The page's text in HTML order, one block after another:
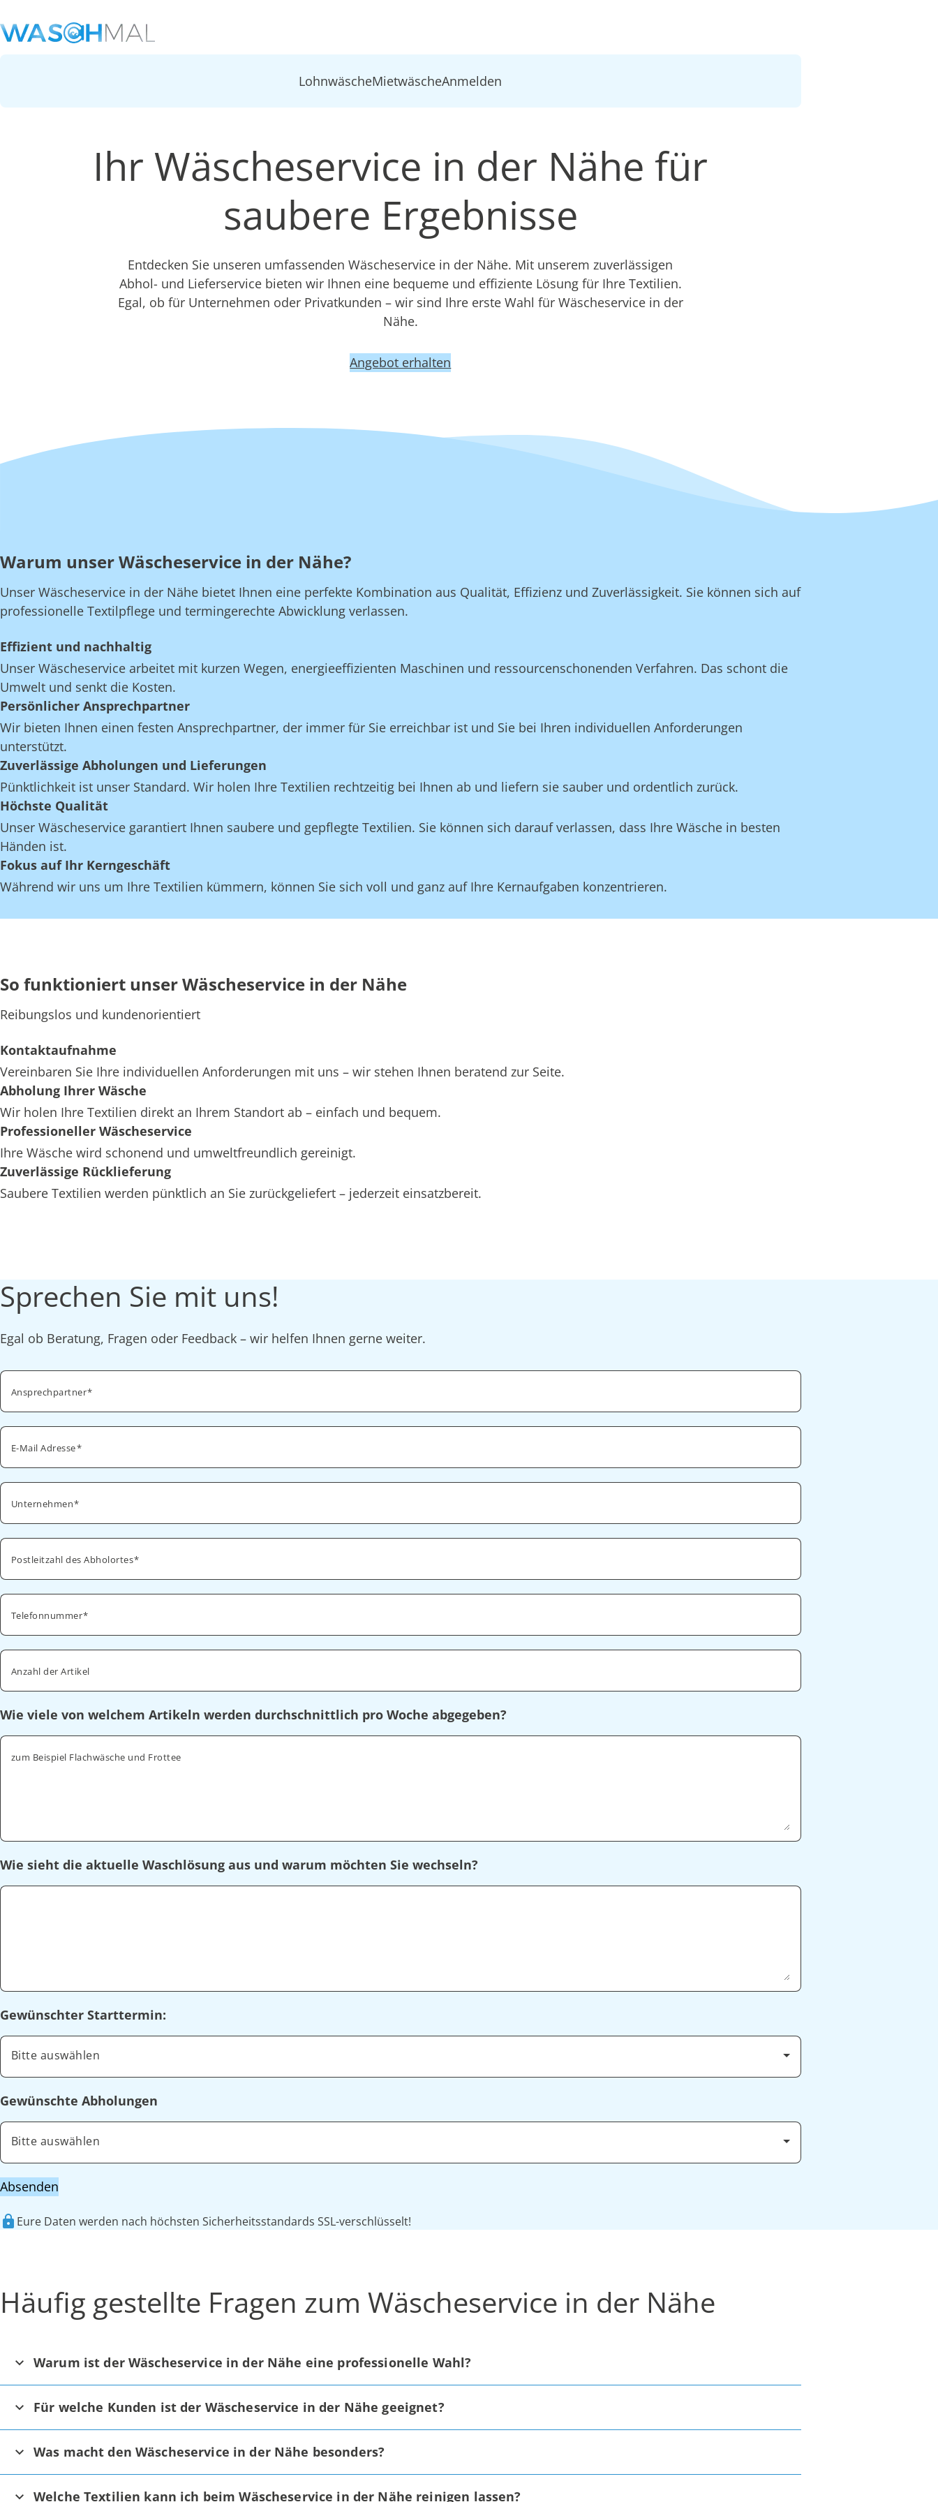
LohnwäscheMietwäscheAnmelden
Ihr Wäscheservice in der Nähe für
saubere Ergebnisse
Entdecken Sie unseren umfassenden Wäscheservice in der Nähe. Mit unserem zuverlässigen
Abhol- und Lieferservice bieten wir Ihnen eine bequeme und effiziente Lösung für Ihre Textilien.
Egal, ob für Unternehmen oder Privatkunden – wir sind Ihre erste Wahl für Wäscheservice in der
Nähe.
Angebot erhalten
Warum unser Wäscheservice in der Nähe?
Unser Wäscheservice in der Nähe bietet Ihnen eine perfekte Kombination aus Qualität, Effizienz und Zuverlässigkeit. Sie können sich auf
professionelle Textilpflege und termingerechte Abwicklung verlassen.
Effizient und nachhaltig
Unser Wäscheservice arbeitet mit kurzen Wegen, energieeffizienten Maschinen und ressourcenschonenden Verfahren. Das schont die
Umwelt und senkt die Kosten.
Persönlicher Ansprechpartner
Wir bieten Ihnen einen festen Ansprechpartner, der immer für Sie erreichbar ist und Sie bei Ihren individuellen Anforderungen
unterstützt.
Zuverlässige Abholungen und Lieferungen
Pünktlichkeit ist unser Standard. Wir holen Ihre Textilien rechtzeitig bei Ihnen ab und liefern sie sauber und ordentlich zurück.
Höchste Qualität
Unser Wäscheservice garantiert Ihnen saubere und gepflegte Textilien. Sie können sich darauf verlassen, dass Ihre Wäsche in besten
Händen ist.
Fokus auf Ihr Kerngeschäft
Während wir uns um Ihre Textilien kümmern, können Sie sich voll und ganz auf Ihre Kernaufgaben konzentrieren.
So funktioniert unser Wäscheservice in der Nähe
Reibungslos und kundenorientiert
Kontaktaufnahme
Vereinbaren Sie Ihre individuellen Anforderungen mit uns – wir stehen Ihnen beratend zur Seite.
Abholung Ihrer Wäsche
Wir holen Ihre Textilien direkt an Ihrem Standort ab – einfach und bequem.
Professioneller Wäscheservice
Ihre Wäsche wird schonend und umweltfreundlich gereinigt.
Zuverlässige Rücklieferung
Saubere Textilien werden pünktlich an Sie zurückgeliefert – jederzeit einsatzbereit.
Sprechen Sie mit uns!
Egal ob Beratung, Fragen oder Feedback – wir helfen Ihnen gerne weiter.
Ansprechpartner
E-Mail Adresse
Unternehmen
Postleitzahl des Abholortes
Telefonnummer
Anzahl der Artikel
Wie viele von welchem Artikeln werden durchschnittlich pro Woche abgegeben?
zum Beispiel Flachwäsche und Frottee
Wie sieht die aktuelle Waschlösung aus und warum möchten Sie wechseln?
Gewünschter Starttermin:
Bitte auswählen
Gewünschte Abholungen
Bitte auswählen
Absenden
Eure Daten werden nach höchsten Sicherheitsstandards SSL-verschlüsselt!
Häufig gestellte Fragen zum Wäscheservice in der Nähe
Warum ist der Wäscheservice in der Nähe eine professionelle Wahl?
Für welche Kunden ist der Wäscheservice in der Nähe geeignet?
Was macht den Wäscheservice in der Nähe besonders?
Welche Textilien kann ich beim Wäscheservice in der Nähe reinigen lassen?